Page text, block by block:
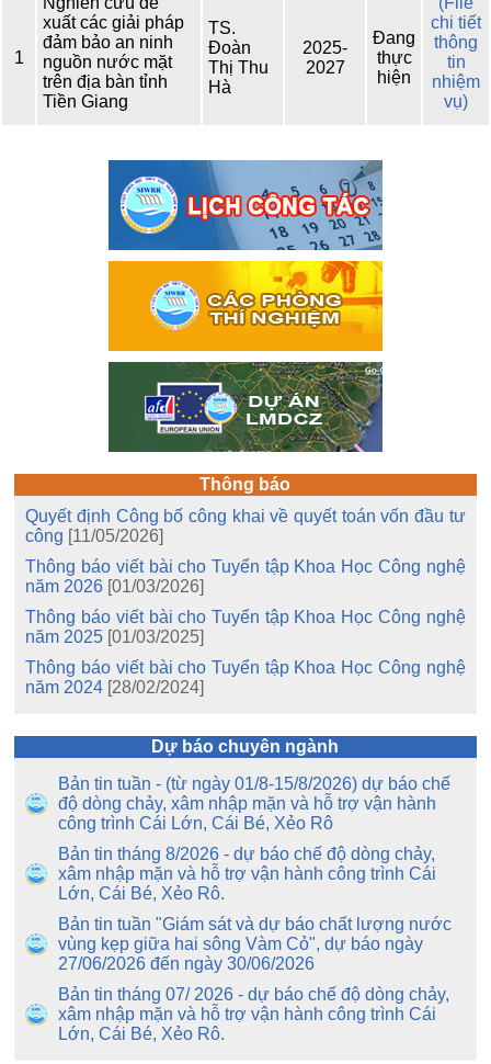
1
xuất các giải pháp
đảm bảo an ninh
nguồn nước mặt
trên địa bàn tỉnh
Tiền Giang
TS.
Đoàn
Thị Thu
Hà
2025-
2027
Đang
thực
hiện
chi tiết
thông
tin
nhiệm
vụ)
Thông báo
Quyết định Công bố công khai về quyết toán vốn đầu tư
công [11/05/2026]
Thông báo viết bài cho Tuyển tập Khoa Học Công nghệ
năm 2026 [01/03/2026]
Thông báo viết bài cho Tuyển tập Khoa Học Công nghệ
năm 2025 [01/03/2025]
Thông báo viết bài cho Tuyển tập Khoa Học Công nghệ
năm 2024 [28/02/2024]
Dự báo chuyên ngành
Bản tin tuần - (từ ngày 01/8-15/8/2026) dự báo chế
độ dòng chảy, xâm nhập mặn và hỗ trợ vận hành
công trình Cái Lớn, Cái Bé, Xẻo Rô
Bản tin tháng 8/2026 - dự báo chế độ dòng chảy,
xâm nhập mặn và hỗ trợ vận hành công trình Cái
Lớn, Cái Bé, Xẻo Rô.
Bản tin tuần "Giám sát và dự báo chất lượng nước
vùng kẹp giữa hai sông Vàm Cỏ", dự báo ngày
27/06/2026 đến ngày 30/06/2026
Bản tin tháng 07/ 2026 - dự báo chế độ dòng chảy,
xâm nhập mặn và hỗ trợ vận hành công trình Cái
Lớn, Cái Bé, Xẻo Rô.